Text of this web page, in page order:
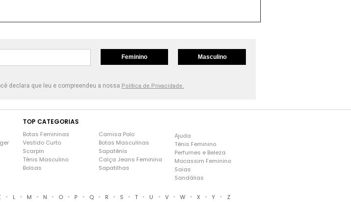
Feminino Masculino
declara que leu e compreendeu a nossa Política de Privacidade.
TOP CATEGORIAS
Botas Femininas
Vestido Curto
Scarpin
Tênis Masculino
Bolsas
Camisa Polo
Botas Masculinas
Sapatênis
Calça Jeans Feminina
Sapatilhas
Ajuda
Tênis Feminino
Perfumes e Beleza
Mocassim Feminino
Saias
Sandálias
• L • M • N • O • P • Q • R • S • T • U • V • W • X • Y • Z